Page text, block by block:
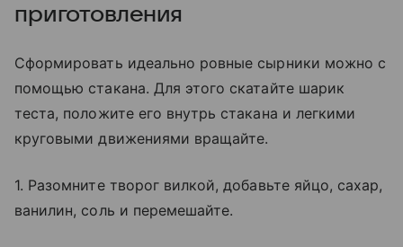
приготовления
Сформировать идеально ровные сырники можно с
помощью стакана. Для этого скатайте шарик
теста, положите его внутрь стакана и легкими
круговыми движениями вращайте.
1. Разомните творог вилкой, добавьте яйцо, сахар,
ванилин, соль и перемешайте.